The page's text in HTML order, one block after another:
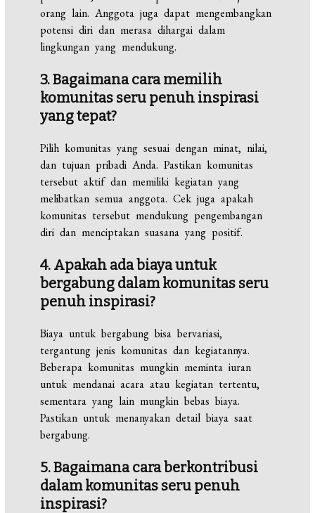
orang lain. Anggota juga dapat mengembangkan
potensi diri dan merasa dihargai dalam
lingkungan yang mendukung.
3. Bagaimana cara memilih
komunitas seru penuh inspirasi
yang tepat?
Pilih komunitas yang sesuai dengan minat, nilai,
dan tujuan pribadi Anda. Pastikan komunitas
tersebut aktif dan memiliki kegiatan yang
melibatkan semua anggota. Cek juga apakah
komunitas tersebut mendukung pengembangan
diri dan menciptakan suasana yang positif.
4. Apakah ada biaya untuk
bergabung dalam komunitas seru
penuh inspirasi?
Biaya untuk bergabung bisa bervariasi,
tergantung jenis komunitas dan kegiatannya.
Beberapa komunitas mungkin meminta iuran
untuk mendanai acara atau kegiatan tertentu,
sementara yang lain mungkin bebas biaya.
Pastikan untuk menanyakan detail biaya saat
bergabung.
5. Bagaimana cara berkontribusi
dalam komunitas seru penuh
inspirasi?